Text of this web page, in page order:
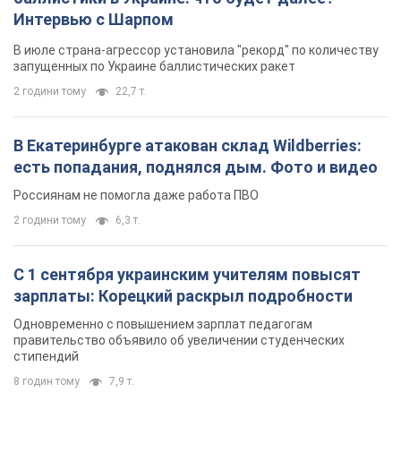
Россиянам не помогла даже работа ПВО
2 години тому
С 1 сентября украинским учителям повысят
зарплаты: Корецкий раскрыл подробности
Одновременно с повышением зарплат педагогам
правительство объявило об увеличении студенческих
8 годин тому 7,9 т.